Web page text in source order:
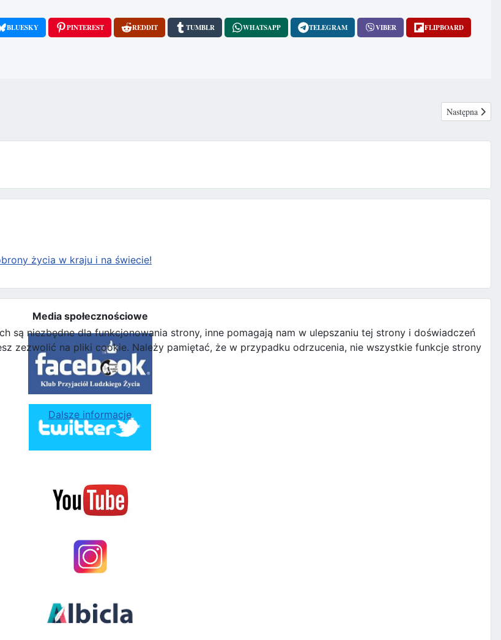
życia w kraju i na świecie!
Media społecznościowe
BLUESKY PINTEREST REDDIT TUMBLR WHATSAPP TELEGRAM VIBER FLIPBOARD
latek został odłączony od aparatury podtrzymującej życie Następna
Następna
są niezbędne dla funkcjonowania strony, inne pomagają nam w ulepszaniu tej strony i doświadczeń
zezwolić na pliki cookie. Należy pamiętać, że w przypadku odrzucenia, nie wszystkie funkcje strony
Dalsze informacje